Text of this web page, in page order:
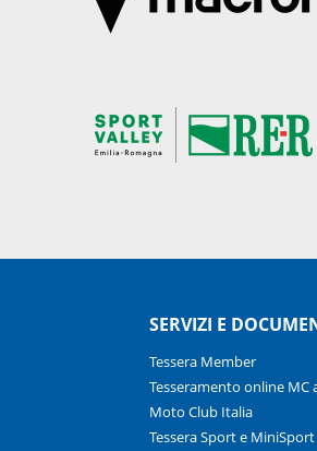
SERVIZI E
Tessera Member
Tesseramento online MC
Moto Club Italia
Tessera Sport e MiniSport